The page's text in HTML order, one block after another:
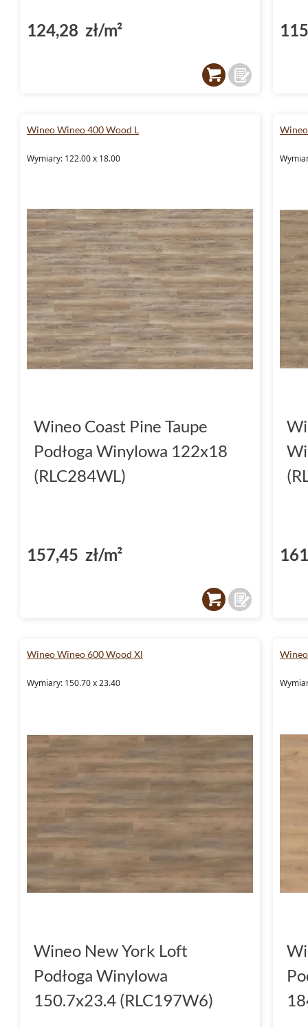
124,28 zł/m²
Wineo Wineo 400 Wood L
Wymiary: 122.00 x 18.00
Wineo Coast Pine Taupe
Podłoga Winylowa 122x18
(RLC284WL)
157,45 zł/m²
Wineo Wineo 600 Wood Xl
Wymiary: 150.70 x 23.40
Wineo New York Loft
Podłoga Winylowa
150.7x23.4 (RLC197W6)